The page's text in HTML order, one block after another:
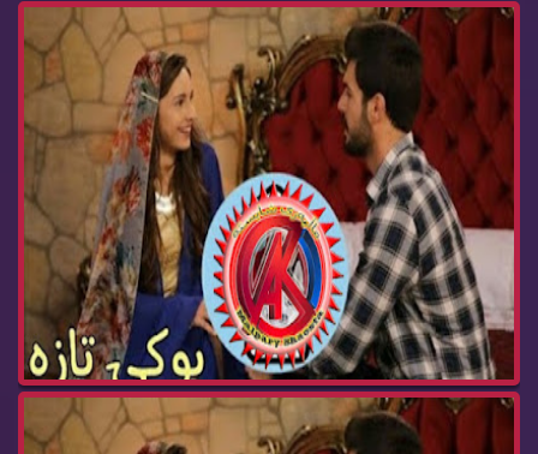
درامای بوکی تازە ئەڵقەی 239 buki taza